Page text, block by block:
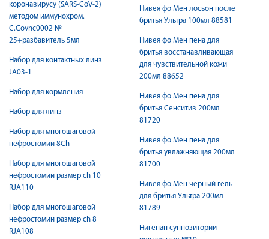
коронавирусу (SARS-CoV-2)
методом иммунохром.
С.Covnc0002 №
25+разбавитель 5мл
Набор для контактных линз
JA03-1
Набор для кормления
Набор для линз
Набор для многошаговой
нефростомии 8Ch
Набор для многошаговой
нефростомии размер ch 10
RJA110
Набор для многошаговой
нефростомии размер ch 8
RJA108
Нивея фо Мен лосьон после
бритья Ультра 100мл 88581
Нивея фо Мен пена для
бритья восстанавливающая
для чувствительной кожи
200мл 88652
Нивея фо Мен пена для
бритья Сенситив 200мл
81720
Нивея фо Мен пена для
бритья увлажняющая 200мл
81700
Нивея фо Мен черный гель
для бритья Ультра 200мл
81789
Нигепан суппозитории